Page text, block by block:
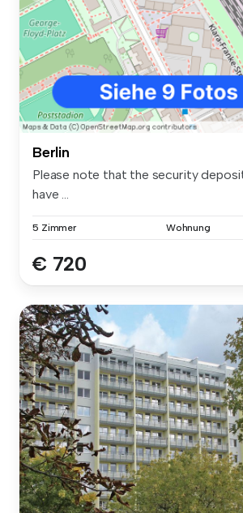
Berlin
Please note that the security
have ...
5 Zimmer Wohnung
€ 720